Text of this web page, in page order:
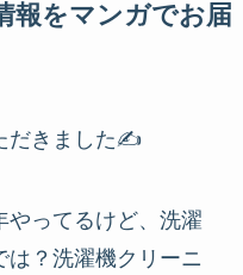
報をマンガでお届
だきました✍️
やってるけど、洗濯
？洗濯機クリーニ